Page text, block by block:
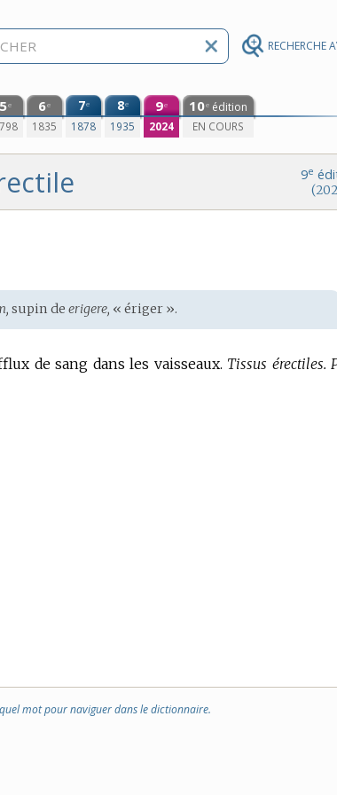
RECHERCHE
5e 6e
1835
7e
1878
8e
1935
9e
2024
10e édition
EN COURS
9e
supin deerigere, « ériger ».
de sang dans les vaisseaux. Tissus érectiles.
mot pour naviguer dans le dictionnaire.